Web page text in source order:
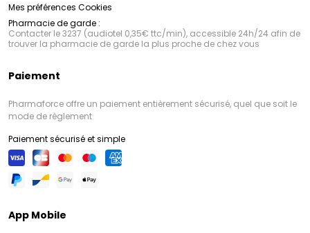
Mes préférences Cookies
Pharmacie de garde :
Contacter le 3237 (audiotel 0,35€ ttc/min), accessible 24h/24 afin de
trouver la pharmacie de garde la plus proche de chez vous
Paiement
Pharmaforce offre un paiement entièrement sécurisé, quel que soit le
mode de règlement
Paiement sécurisé et simple
App Mobile